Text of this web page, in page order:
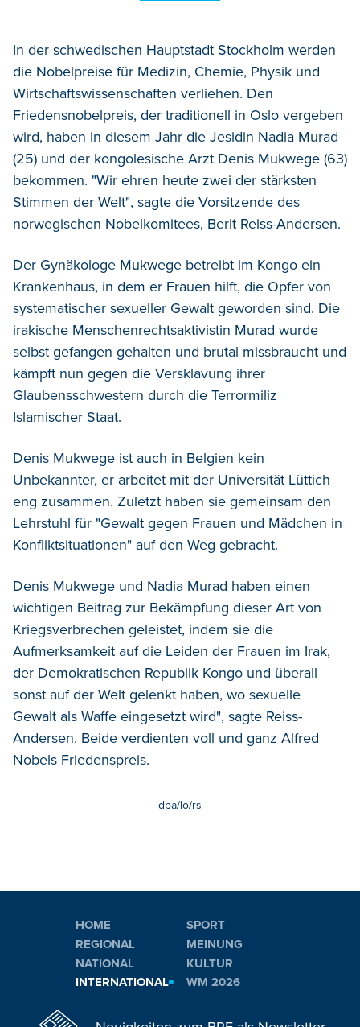
In der schwedischen Hauptstadt Stockholm werden
die Nobelpreise für Medizin, Chemie, Physik und
Wirtschaftswissenschaften verliehen. Den
Friedensnobelpreis, der traditionell in Oslo vergeben
wird, haben in diesem Jahr die Jesidin Nadia Murad
(25) und der kongolesische Arzt Denis Mukwege (63)
bekommen. "Wir ehren heute zwei der stärksten
Stimmen der Welt", sagte die Vorsitzende des
norwegischen Nobelkomitees, Berit Reiss-Andersen.
Der Gynäkologe Mukwege betreibt im Kongo ein
Krankenhaus, in dem er Frauen hilft, die Opfer von
systematischer sexueller Gewalt geworden sind. Die
irakische Menschenrechtsaktivistin Murad wurde
selbst gefangen gehalten und brutal missbraucht und
kämpft nun gegen die Versklavung ihrer
Glaubensschwestern durch die Terrormiliz
Islamischer Staat.
Denis Mukwege ist auch in Belgien kein
Unbekannter, er arbeitet mit der Universität Lüttich
eng zusammen. Zuletzt haben sie gemeinsam den
Lehrstuhl für "Gewalt gegen Frauen und Mädchen in
Konfliktsituationen" auf den Weg gebracht.
Denis Mukwege und Nadia Murad haben einen
wichtigen Beitrag zur Bekämpfung dieser Art von
Kriegsverbrechen geleistet, indem sie die
Aufmerksamkeit auf die Leiden der Frauen im Irak,
der Demokratischen Republik Kongo und überall
sonst auf der Welt gelenkt haben, wo sexuelle
Gewalt als Waffe eingesetzt wird", sagte Reiss-
Andersen. Beide verdienten voll und ganz Alfred
Nobels Friedenspreis.
dpa/lo/rs
HOME
REGIONAL
NATIONAL
INTERNATIONAL
SPORT
MEINUNG
KULTUR
WM 2026